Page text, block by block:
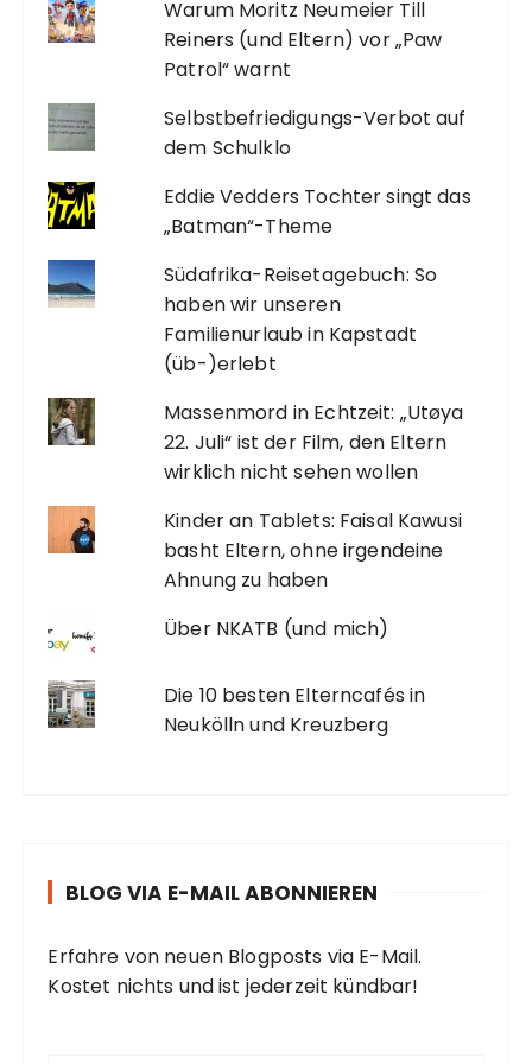
Warum Moritz Neumeier Till
Reiners (und Eltern) vor „Paw
Patrol“ warnt
Selbstbefriedigungs-Verbot auf
dem Schulklo
Eddie Vedders Tochter singt das
„Batman“-Theme
Südafrika-Reisetagebuch: So
haben wir unseren
Familienurlaub in Kapstadt
(üb-)erlebt
Massenmord in Echtzeit: „Utøya
22. Juli“ ist der Film, den Eltern
wirklich nicht sehen wollen
Kinder an Tablets: Faisal Kawusi
basht Eltern, ohne irgendeine
Ahnung zu haben
Über NKATB (und mich)
Die 10 besten Elterncafés in
Neukölln und Kreuzberg
BLOG VIA E-MAIL ABONNIEREN
Erfahre von neuen Blogposts via E-Mail.
Kostet nichts und ist jederzeit kündbar!